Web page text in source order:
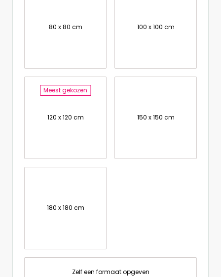
80 x 80 cm 100 x 100 cm
Meest gekozen
120 x 120 cm 150 x 150 cm
180 x 180 cm
Zelf een formaat opgeven